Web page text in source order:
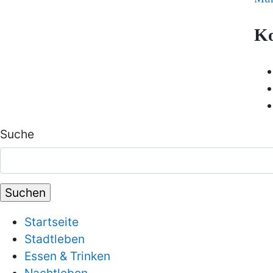
Suche
Startseite
Stadtleben
Essen & Trinken